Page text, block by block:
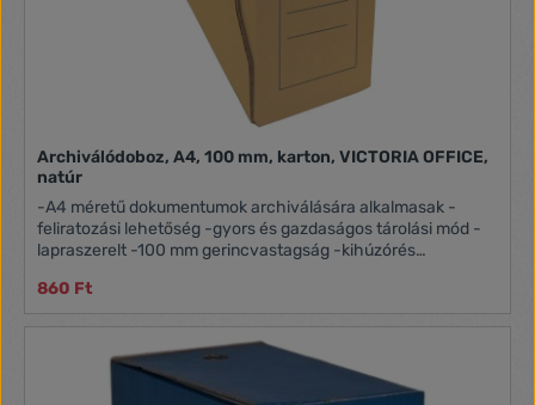
Archiválódoboz, A4, 100 mm, karton, VICTORIA OFFICE,
natúr
-A4 méretű dokumentumok archiválására alkalmasak -
feliratozási lehetőség -gyors és gazdaságos tárolási mód -
lapraszerelt -100 mm gerincvastagság -kihúzórés
használati útmutató.
860 Ft